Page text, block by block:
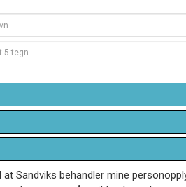
Sandviks behandler mine